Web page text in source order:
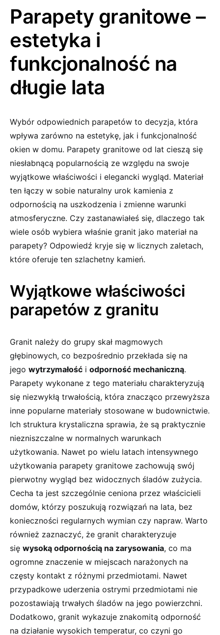
Parapety granitowe –
estetyka i
funkcjonalność na
długie lata
Wybór odpowiednich parapetów to decyzja, która
wpływa zarówno na estetykę, jak i funkcjonalność
okien w domu. Parapety granitowe od lat cieszą się
niesłabnącą popularnością ze względu na swoje
wyjątkowe właściwości i elegancki wygląd. Materiał
ten łączy w sobie naturalny urok kamienia z
odpornością na uszkodzenia i zmienne warunki
atmosferyczne. Czy zastanawiałeś się, dlaczego tak
wiele osób wybiera właśnie granit jako materiał na
parapety? Odpowiedź kryje się w licznych zaletach,
które oferuje ten szlachetny kamień.
Wyjątkowe właściwości
parapetów z granitu
Granit należy do grupy skał magmowych
głębinowych, co bezpośrednio przekłada się na
jego wytrzymałość i odporność mechaniczną.
Parapety wykonane z tego materiału charakteryzują
się niezwykłą trwałością, która znacząco przewyższa
inne popularne materiały stosowane w budownictwie.
Ich struktura krystaliczna sprawia, że są praktycznie
niezniszczalne w normalnych warunkach
użytkowania. Nawet po wielu latach intensywnego
użytkowania parapety granitowe zachowują swój
pierwotny wygląd bez widocznych śladów zużycia.
Cecha ta jest szczególnie ceniona przez właścicieli
domów, którzy poszukują rozwiązań na lata, bez
konieczności regularnych wymian czy napraw. Warto
również zaznaczyć, że granit charakteryzuje
się wysoką odpornością na zarysowania, co ma
ogromne znaczenie w miejscach narażonych na
częsty kontakt z różnymi przedmiotami. Nawet
przypadkowe uderzenia ostrymi przedmiotami nie
pozostawiają trwałych śladów na jego powierzchni.
Dodatkowo, granit wykazuje znakomitą odporność
na działanie wysokich temperatur, co czyni go